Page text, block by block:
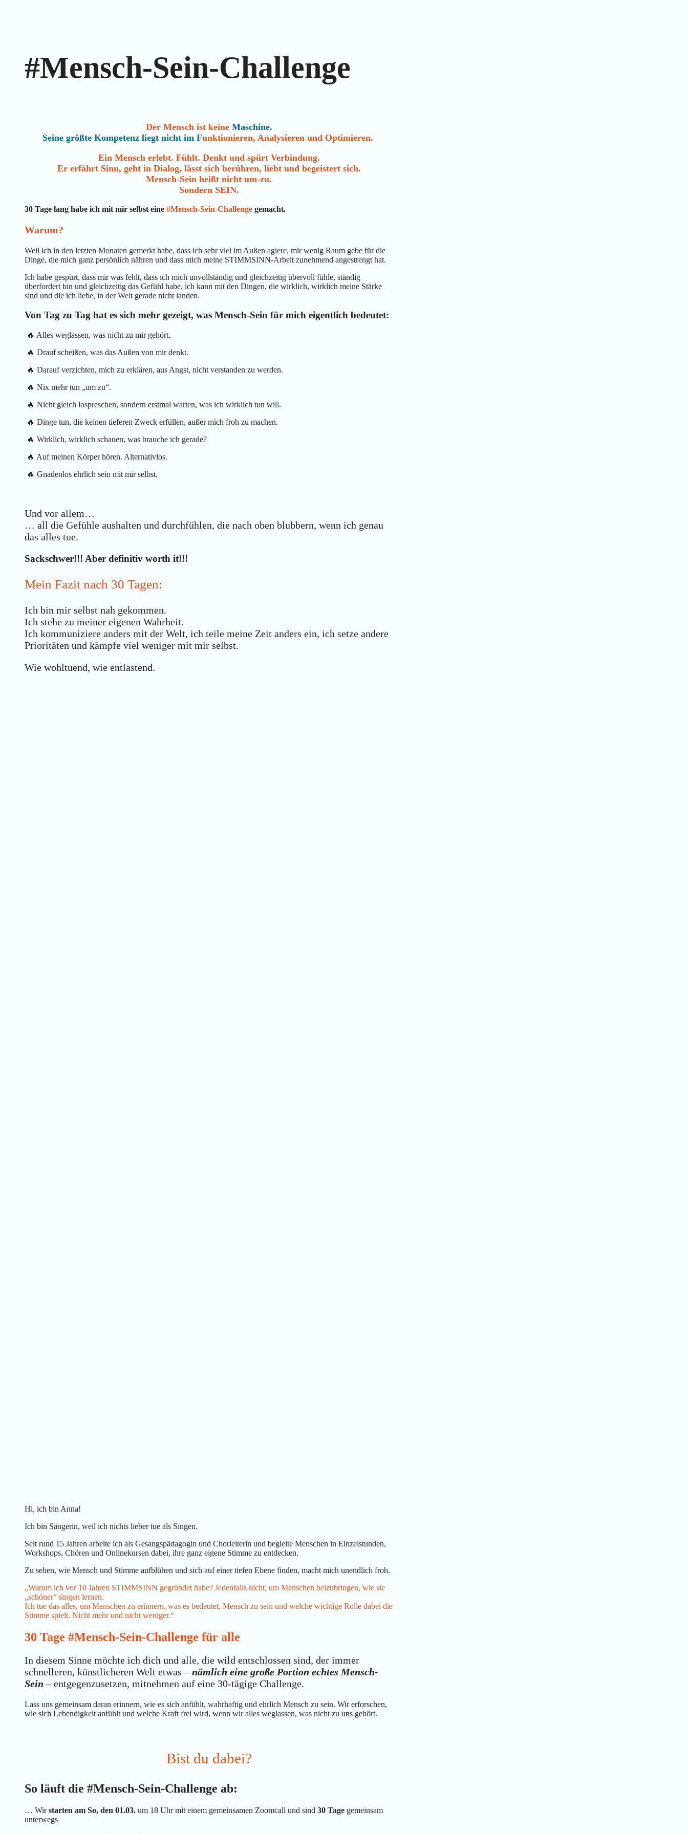
#Mensch-Sein-Challenge
Der Mensch ist keine Maschine.
Seine größte Kompetenz liegt nicht im Funktionieren, Analysieren und Optimieren.
Ein Mensch erlebt. Fühlt. Denkt und spürt Verbindung.
Er erfährt Sinn, geht in Dialog, lässt sich berühren, liebt und begeistert sich.
Mensch-Sein heißt nicht um-zu.
Sondern SEIN.
30 Tage lang habe ich mit mir selbst eine #Mensch-Sein-Challenge gemacht.
Warum?
Weil ich in den letzten Monaten gemerkt habe, dass ich sehr viel im Außen agiere, mir wenig Raum gebe für die
Dinge, die mich ganz persönlich nähren und dass mich meine STIMMSINN-Arbeit zunehmend angestrengt hat.
Ich habe gespürt, dass mir was fehlt, dass ich mich unvollständig und gleichzeitig übervoll fühle, ständig
überfordert bin und gleichzeitig das Gefühl habe, ich kann mit den Dingen, die wirklich, wirklich meine Stärke
sind und die ich liebe, in der Welt gerade nicht landen.
Von Tag zu Tag hat es sich mehr gezeigt, was Mensch-Sein für mich eigentlich bedeutet:
🔥 Alles weglassen, was nicht zu mir gehört.
🔥 Drauf scheißen, was das Außen von mir denkt.
🔥 Darauf verzichten, mich zu erklären, aus Angst, nicht verstanden zu werden.
🔥 Nix mehr tun „um zu“.
🔥 Nicht gleich lospreschen, sondern erstmal warten, was ich wirklich tun will.
🔥 Dinge tun, die keinen tieferen Zweck erfüllen, außer mich froh zu machen.
🔥 Wirklich, wirklich schauen, was brauche ich gerade?
🔥 Auf meinen Körper hören. Alternativlos.
🔥 Gnadenlos ehrlich sein mit mir selbst.
Und vor allem…
… all die Gefühle aushalten und durchfühlen, die nach oben blubbern, wenn ich genau
das alles tue.
Sackschwer!!! Aber definitiv worth it!!!
Mein Fazit nach 30 Tagen:
Ich bin mir selbst nah gekommen.
Ich stehe zu meiner eigenen Wahrheit.
Ich kommuniziere anders mit der Welt, ich teile meine Zeit anders ein, ich setze andere
Prioritäten und kämpfe viel weniger mit mir selbst.
Wie wohltuend, wie entlastend.
Hi, ich bin Anna!
Ich bin Sängerin, weil ich nichts lieber tue als Singen.
Seit rund 15 Jahren arbeite ich als Gesangspädagogin und Chorleiterin und begleite Menschen in Einzelstunden,
Workshops, Chören und Onlinekursen dabei, ihre ganz eigene Stimme zu entdecken.
Zu sehen, wie Mensch und Stimme aufblühen und sich auf einer tiefen Ebene finden, macht mich unendlich froh.
„Warum ich vor 10 Jahren STIMMSINN gegründet habe? Jedenfalls nicht, um Menschen beizubringen, wie sie
„schöner“ singen lernen.
Ich tue das alles, um Menschen zu erinnern, was es bedeutet, Mensch zu sein und welche wichtige Rolle dabei die
Stimme spielt. Nicht mehr und nicht weniger.“
30 Tage #Mensch-Sein-Challenge für alle
In diesem Sinne möchte ich dich und alle, die wild entschlossen sind, der immer
schnelleren, künstlicheren Welt etwas –nämlich eine große Portion echtes Mensch-
Sein – entgegenzusetzen, mitnehmen auf eine 30-tägige Challenge.
Lass uns gemeinsam daran erinnern, wie es sich anfühlt, wahrhaftig und ehrlich Mensch zu sein. Wir erforschen,
wie sich Lebendigkeit anfühlt und welche Kraft frei wird, wenn wir alles weglassen, was nicht zu uns gehört.
Bist du dabei?
So läuft die #Mensch-Sein-Challenge ab:
… Wirstarten am So, den 01.03. um 18 Uhr mit einem gemeinsamen Zoomcall und sind 30 Tage gemeinsam
unterwegs